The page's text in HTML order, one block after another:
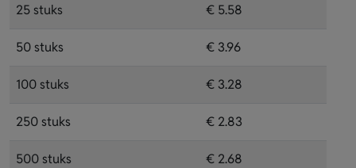
25 stuks € 5.58
50 stuks € 3.96
100 stuks € 3.28
250 stuks € 2.83
500 stuks € 2.68